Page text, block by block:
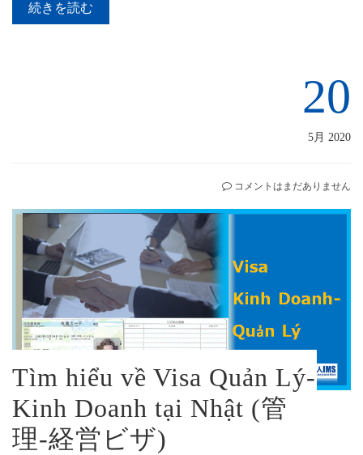
続きを読む
20
5月 2020
コメントはまだありません
Tìm hiểu về Visa Quản Lý-
Kinh Doanh tại Nhật (管
理-経営ビザ)